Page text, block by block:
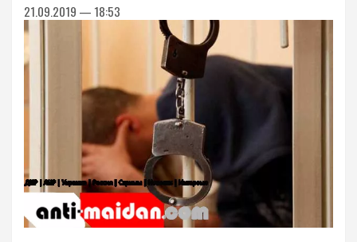
21.09.2019 — 18:53